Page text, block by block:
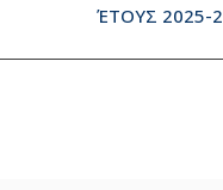
ΈΤΟΥΣ 2025-